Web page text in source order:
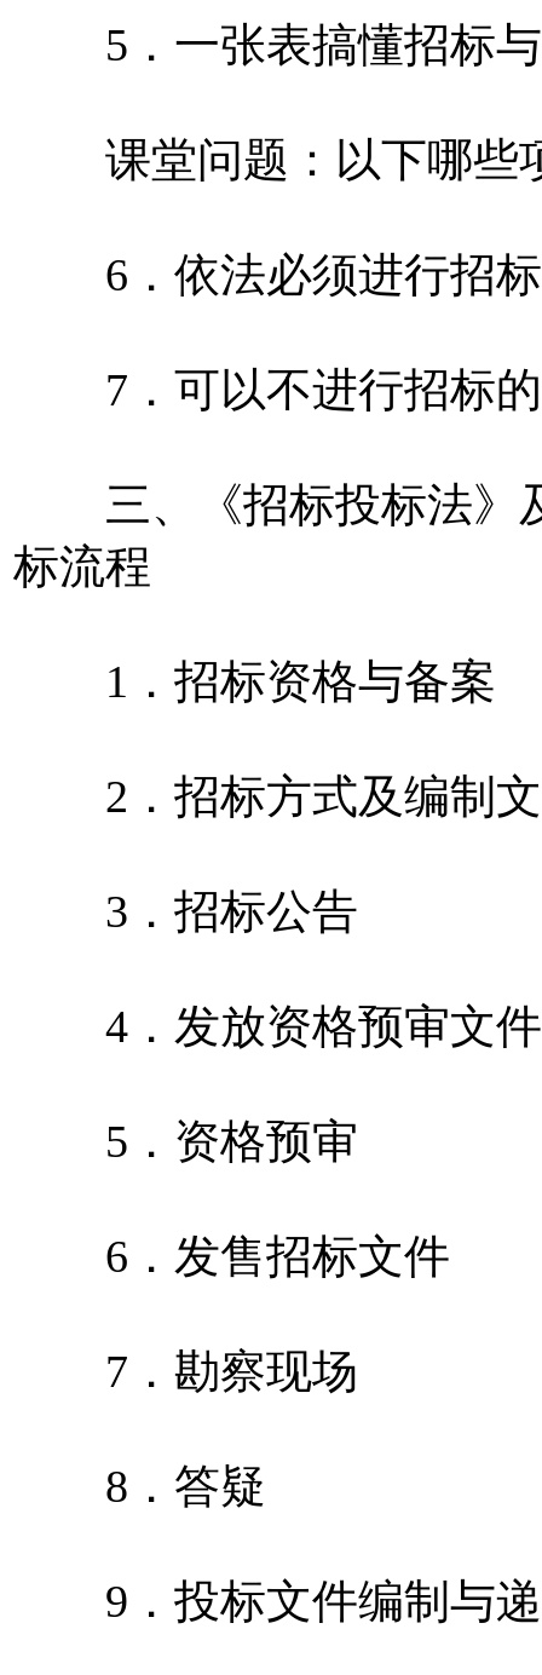
5．一张表搞懂招标与
课堂问题：以下哪些
6．依法必须进行招标
7．可以不进行招标的
三、《招标投标法》
标流程
1．招标资格与备案
2．招标方式及编制
3．招标公告
4．发放资格预审文件
5．资格预审
6．发售招标文件
7．勘察现场
8．答疑
9．投标文件编制与